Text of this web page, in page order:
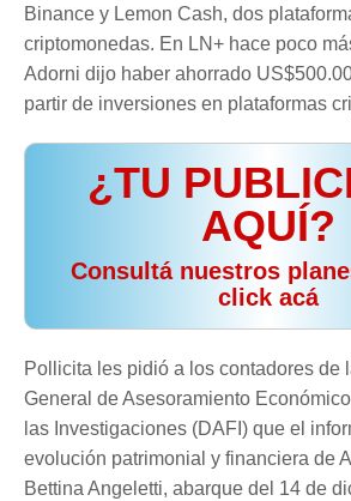
Binance y Lemon Cash, dos
criptomonedas. En LN+ hace poco
Adorni dijo haber ahorrado
partir de inversiones en plataformas
¿TU
AQUÍ?
Consultá nuestros
click acá
Pollicita les pidió a los contadores de
General de Asesoramiento
las Investigaciones (DAFI) que el
evolución patrimonial y financiera de
Bettina Angeletti, abarque del 14 de